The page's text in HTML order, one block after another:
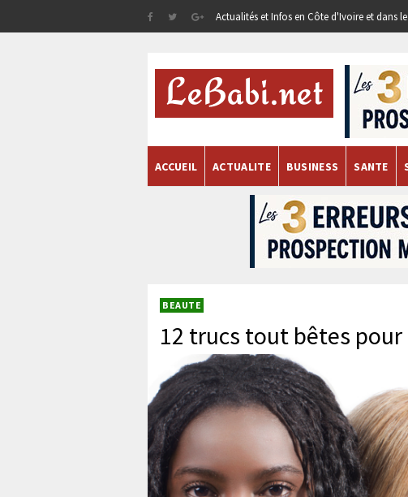
Actualités et Infos en Côte d'Ivoire et dans
ACCUEIL ACTUALITE BUSINESS SANTE
BEAUTE
12 trucs tout bêtes